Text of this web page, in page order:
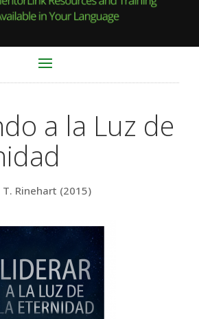
a la Luz de
T. Rinehart (2015)